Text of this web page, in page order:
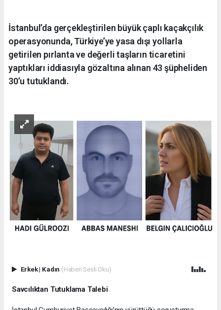
İstanbul’da gerçekleştirilen büyük çaplı kaçakçılık
operasyonunda, Türkiye’ye yasa dışı yollarla
getirilen pırlanta ve değerli taşların ticaretini
yaptıkları iddiasıyla gözaltına alınan 43 şüpheliden
30’u tutuklandı.
Erkek| Kadın (Haberi Sesli Oku)
Savcılıktan Tutuklama Talebi